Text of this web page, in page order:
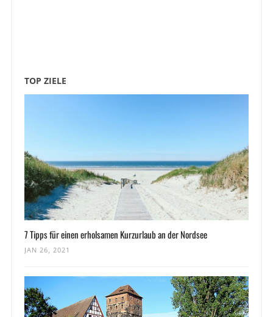
TOP ZIELE
7 Tipps für einen erholsamen Kurzurlaub an der Nordsee
JAN 26, 2021